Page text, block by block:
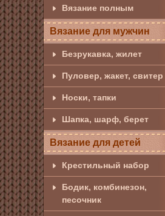
Вязание полным
Вязание для мужчин
Безрукавка, жилет
Пуловер, жакет, свитер
Носки, тапки
Шапка, шарф, берет
Вязание для детей
Крестильный набор
Бодик, комбинезон,
песочник